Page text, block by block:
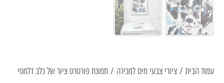
עמוד הבית / ציורי צבעי מים למכירה / תמונת פורטרט ציור של כלב דלמטי